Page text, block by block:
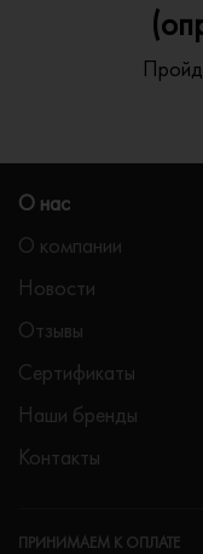
О нас
О компании
Новости
Отзывы
Сертификаты
Наши бренды
Контакты
ПРИНИМАЕМ К ОПЛАТЕ